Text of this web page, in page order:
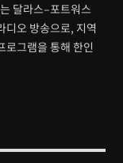
달라스–포트워스
디오 방송으로, 지역
로그램을 통해 한인